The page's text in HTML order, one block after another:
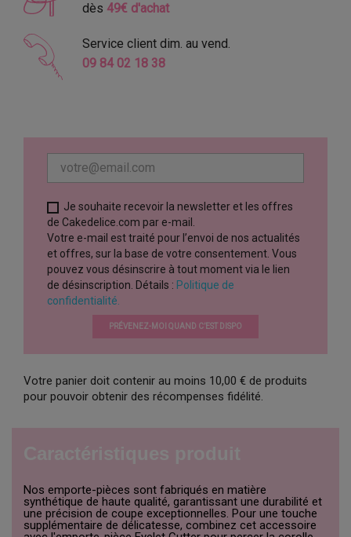
dès 49€ d'achat
Service client dim. au vend.
09 84 02 18 38
Je souhaite recevoir la newsletter et les offres
de Cakedelice.com par e-mail.
Votre e-mail est traité pour l’envoi de nos actualités
et offres, sur la base de votre consentement. Vous
pouvez vous désinscrire à tout moment via le lien
de désinscription. Détails : Politique de
confidentialité.
PRÉVENEZ-MOI QUAND C’EST DISPO
Votre panier doit contenir au moins 10,00 € de produits
pour pouvoir obtenir des récompenses fidélité.
Nos emporte-pièces sont fabriqués en matière
synthétique de haute qualité, garantissant une durabilité et
une précision de coupe exceptionnelles. Pour une touche
supplémentaire de délicatesse, combinez cet accessoire